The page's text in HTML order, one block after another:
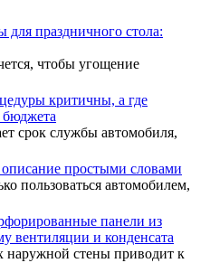
праздничного стола:
чтобы угощение
критичны, а где
бюджета
срок службы автомобиля,
простыми словами
пользоваться автомобилем,
панели из
вентиляции и конденсата
наружной стены приводит к